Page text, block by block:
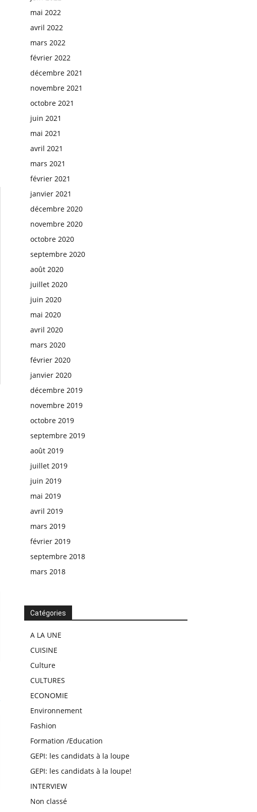
mai 2022
avril 2022
mars 2022
février 2022
décembre 2021
novembre 2021
octobre 2021
juin 2021
mai 2021
avril 2021
mars 2021
février 2021
janvier 2021
décembre 2020
novembre 2020
octobre 2020
septembre 2020
août 2020
juillet 2020
juin 2020
mai 2020
avril 2020
mars 2020
février 2020
janvier 2020
décembre 2019
novembre 2019
octobre 2019
septembre 2019
août 2019
juillet 2019
juin 2019
mai 2019
avril 2019
mars 2019
février 2019
septembre 2018
mars 2018
Catégories
A LA UNE
CUISINE
Culture
CULTURES
ECONOMIE
Environnement
Fashion
Formation /Education
GEPI: les candidats à la loupe
GEPI: les candidats à la loupe!
INTERVIEW
Non classé